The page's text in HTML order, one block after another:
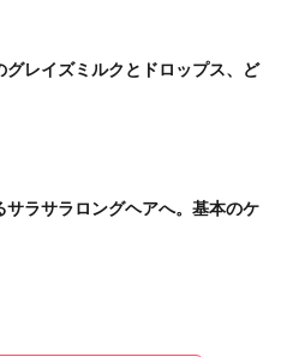
グレイズミルクとドロップス、ど
サラサラロングヘアへ。基本のケ